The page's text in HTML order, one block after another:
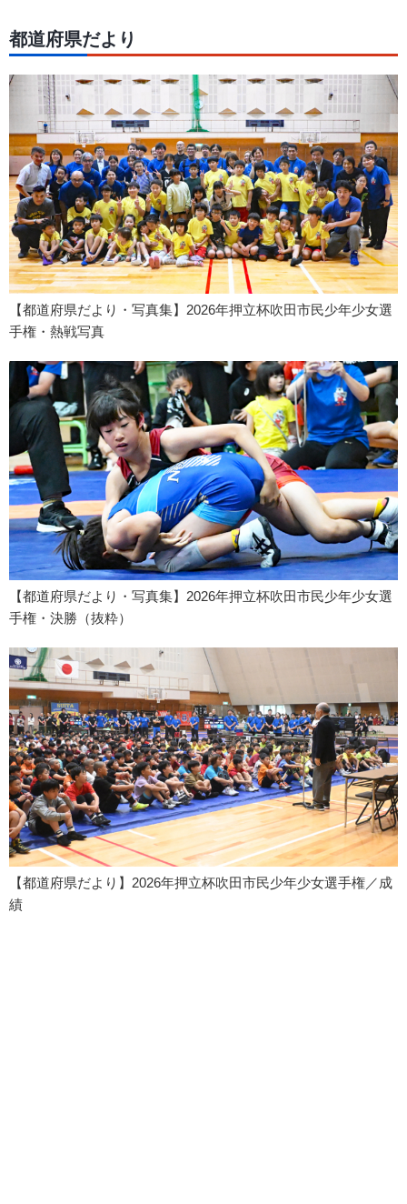
都道府県だより
【都道府県だより・写真集】2026年押立杯吹田市民少年少女選
手権・熱戦写真
【都道府県だより・写真集】2026年押立杯吹田市民少年少女選
手権・決勝（抜粋）
【都道府県だより】2026年押立杯吹田市民少年少女選手権／成
績